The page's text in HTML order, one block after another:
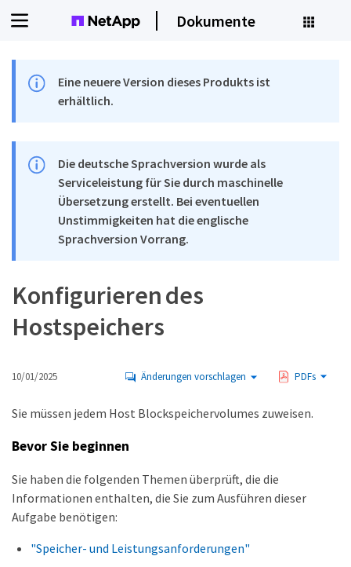
Dokumente
Eine neuere Version dieses Produkts ist
erhältlich.
Die deutsche Sprachversion wurde als
Serviceleistung für Sie durch maschinelle
Übersetzung erstellt. Bei eventuellen
Unstimmigkeiten hat die englische
Sprachversion Vorrang.
Konfigurieren des
Hostspeichers
10/01/2025 Änderungen vorschlagen PDFs
Sie müssen jedem Host Blockspeichervolumes zuweisen.
Bevor Sie beginnen
Sie haben die folgenden Themen überprüft, die die
Informationen enthalten, die Sie zum Ausführen dieser
Aufgabe benötigen:
"Speicher- und Leistungsanforderungen"